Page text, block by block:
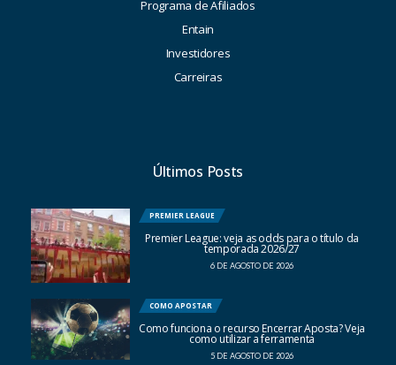
Programa de Afiliados
Entain
Investidores
Carreiras
Últimos Posts
PREMIER LEAGUE
Premier League: veja as odds para o título da
temporada 2026/27
6 DE AGOSTO DE 2026
COMO APOSTAR
Como funciona o recurso Encerrar Aposta? Veja
como utilizar a ferramenta
5 DE AGOSTO DE 2026